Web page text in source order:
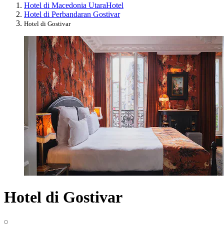
Hotel di Macedonia UtaraHotel
Hotel di Perbandaran Gostivar
Hotel di Gostivar
Hotel di Gostivar